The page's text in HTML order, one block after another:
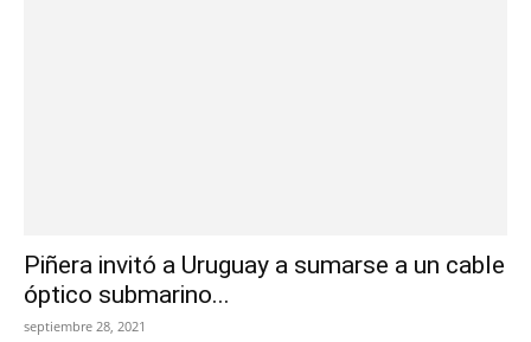
Piñera invitó a Uruguay a sumarse a un cable
óptico submarino...
septiembre 28, 2021